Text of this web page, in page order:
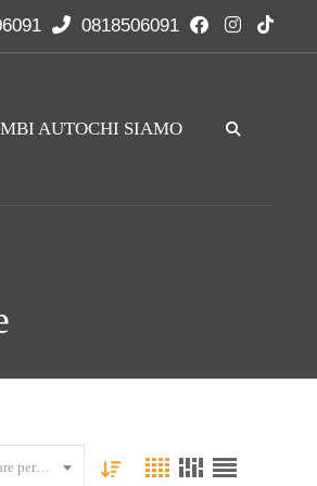
0818506091
AUTOCHI SIAMO
Ordinare per data